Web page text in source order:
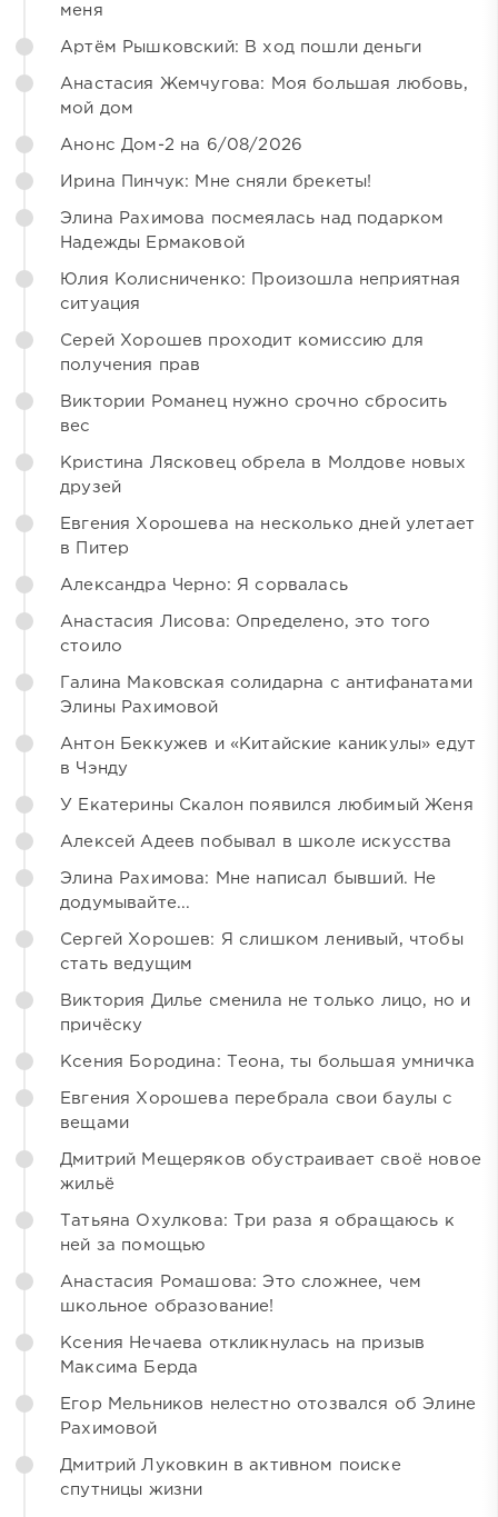
меня
Артём Рышковский: В ход пошли деньги
Анастасия Жемчугова: Моя большая любовь,
мой дом
Анонс Дом-2 на 6/08/2026
Ирина Пинчук: Мне сняли брекеты!
Элина Рахимова посмеялась над подарком
Надежды Ермаковой
Юлия Колисниченко: Произошла неприятная
ситуация
Серей Хорошев проходит комиссию для
получения прав
Виктории Романец нужно срочно сбросить
вес
Кристина Лясковец обрела в Молдове новых
друзей
Евгения Хорошева на несколько дней улетает
в Питер
Александра Черно: Я сорвалась
Анастасия Лисова: Определено, это того
стоило
Галина Маковская солидарна с антифанатами
Элины Рахимовой
Антон Беккужев и «Китайские каникулы» едут
в Чэнду
У Екатерины Скалон появился любимый Женя
Алексей Адеев побывал в школе искусства
Элина Рахимова: Мне написал бывший. Не
додумывайте...
Сергей Хорошев: Я слишком ленивый, чтобы
стать ведущим
Виктория Дилье сменила не только лицо, но и
причёску
Ксения Бородина: Теона, ты большая умничка
Евгения Хорошева перебрала свои баулы с
вещами
Дмитрий Мещеряков обустраивает своё новое
жильё
Татьяна Охулкова: Три раза я обращаюсь к
ней за помощью
Анастасия Ромашова: Это сложнее, чем
школьное образование!
Ксения Нечаева откликнулась на призыв
Максима Берда
Егор Мельников нелестно отозвался об Элине
Рахимовой
Дмитрий Луковкин в активном поиске
спутницы жизни